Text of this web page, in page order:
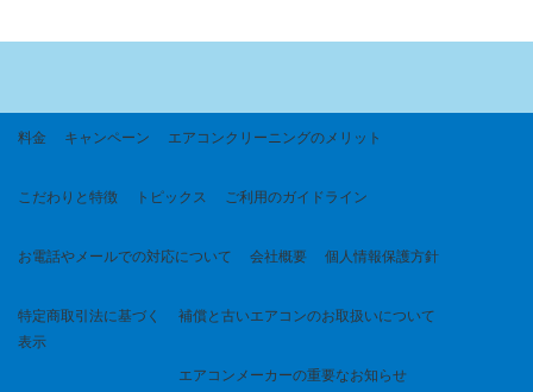
料金 キャンペーン エアコンクリーニングのメリット
こだわりと特徴 トピックス ご利用のガイドライン
お電話やメールでの対応について 会社概要 個人情報保護方針
特定商取引法に基づく
表示
補償と古いエアコンのお取扱いについて
エアコンメーカーの重要なお知らせ